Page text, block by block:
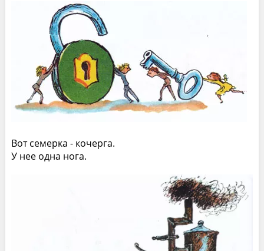
Вот семерка - кочерга.
У нее одна нога.